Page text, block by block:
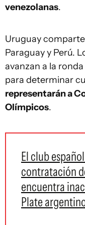
venezolanas.
Uruguay
Paraguay y Perú.
avanzan a la
para determinar
representarán a
Olímpicos.
El club
contratación
encuentra
Plate